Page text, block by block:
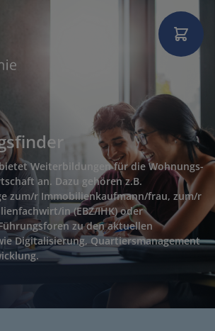
bietet Weiterbildungen für die Wohnungs-
an. Dazu gehören z.B.
zum/r Immobilienkaufmann/frau, zum/r
in (EBZ/IHK) oder
zu den aktuellen
Digitalisierung, Quartiersmanagement